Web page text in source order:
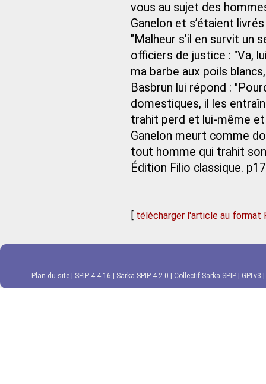
vous au sujet des
Ganelon et s’étaient
"Malheur s’il en survit un
officiers de justice : "Va,
ma barbe aux poils
Basbrun lui répond :
domestiques, il les
trahit perd et lui-même
Ganelon meurt comme
tout homme qui trahit
Édition Filio classique.
[ télécharger l'article au format
Plan du site SPIP 4.4.16 Sarka-SPIP 4.2.0 Collectif Sarka-SPIP GPLv3